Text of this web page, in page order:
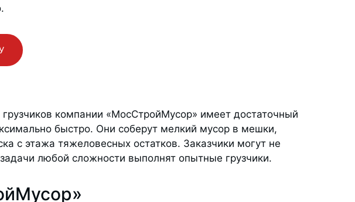
компании «МосСтройМусор» имеет достаточный
быстро. Они соберут мелкий мусор в мешки,
с этажа тяжеловесных остатков. Заказчики могут не
любой сложности выполнят опытные грузчики.